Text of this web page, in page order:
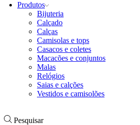
Produtos
Bijuteria
Calçado
Calças
Camisolas e tops
Casacos e coletes
Macacões e conjuntos
Malas
Relógios
Saias e calções
Vestidos e camisolões
Pesquisar